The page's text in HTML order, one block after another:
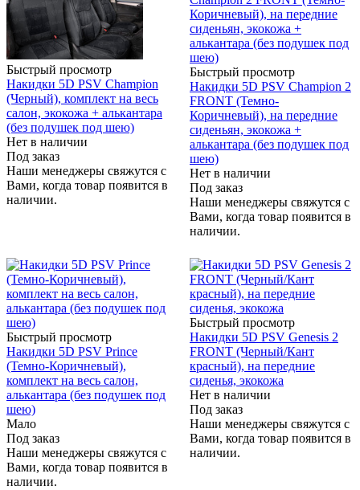
Быстрый просмотр
Накидки 5D PSV Champion
(Черный), комплект на весь
салон, экокожа + алькантара
(без подушек под шею)
Нет в наличии
Под заказ
Наши менеджеры свяжутся с
Вами, когда товар появится в
наличии.
Быстрый просмотр
Накидки 5D PSV Champion 2
FRONT (Темно-
Коричневый), на передние
сиденьян, экокожа +
алькантара (без подушек под
шею)
Нет в наличии
Под заказ
Наши менеджеры свяжутся с
Вами, когда товар появится в
наличии.
Быстрый просмотр
Накидки 5D PSV Prince
(Темно-Коричневый),
комплект на весь салон,
алькантара (без подушек под
шею)
Мало
Под заказ
Наши менеджеры свяжутся с
Вами, когда товар появится в
наличии.
Быстрый просмотр
Накидки 5D PSV Genesis 2
FRONT (Черный/Кант
красный), на передние
сиденья, экокожа
Нет в наличии
Под заказ
Наши менеджеры свяжутся с
Вами, когда товар появится в
наличии.